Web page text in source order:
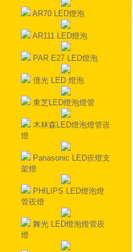
AR70 LED燈泡
AR111 LED燈泡
PAR E27 LED燈泡
億光 LED 燈泡
東芝LED燈泡燈管
木林森LED燈泡燈管崁
燈
Panasonic LED崁燈支
架燈
PHILIPS LED燈泡燈
管崁燈
舞光 LED燈泡燈管崁
燈